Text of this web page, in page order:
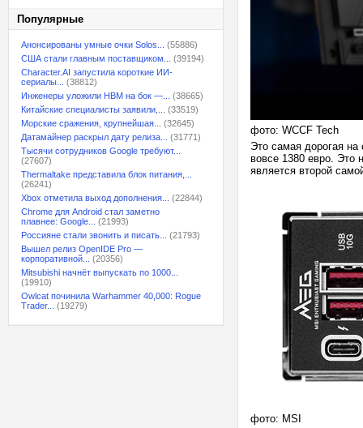
Популярные
Анонсированы умные очки Solos...
(55886)
США стали главным поставщиком...
(39194)
Character.AI запустила короткие ИИ-
сериалы...
(38812)
Инженеры уложили HBM на бок —...
(38665)
Китайские специалисты заявили,...
(33519)
Морские сражения, крупнейшая...
(32645)
Датамайнер раскрыл дату релиза...
(31771)
Тысячи сотрудников Google требуют...
(27607)
Thermaltake представила блок питания,...
(26241)
Xbox отметила выход дополнения...
(22844)
Chrome для Android стал заметно
плавнее: Google...
(21993)
Россияне стали звонить и писать...
(21793)
Вышел релиз OpenIDE Pro —
корпоративной...
(20356)
Mitsubishi начнёт выпускать по 1000...
(19910)
Owlcat починила Warhammer 40,000: Rogue
Trader...
(19279)
фото: WCCF Tech
Это самая дорогая
вовсе 1380 евро. Это
является второй
фото: MSI